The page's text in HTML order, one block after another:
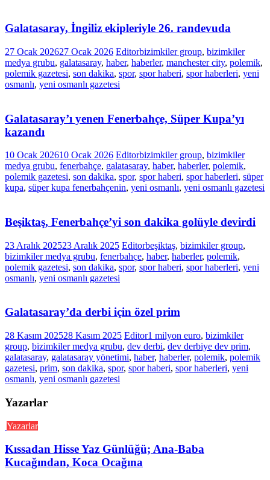
Galatasaray, İngiliz ekipleriyle 26. randevuda
27 Ocak 202627 Ocak 2026 Editorbizimkiler group, bizimkiler
medya grubu, galatasaray, haber, haberler, manchester city, polemik,
polemik gazetesi, son dakika, spor, spor haberi, spor haberleri, yeni
osmanlı, yeni osmanlı gazetesi
Galatasaray’ı yenen Fenerbahçe, Süper Kupa’yı
kazandı
10 Ocak 202610 Ocak 2026 Editorbizimkiler group, bizimkiler
medya grubu, fenerbahçe, galatasaray, haber, haberler, polemik,
polemik gazetesi, son dakika, spor, spor haberi, spor haberleri, süper
kupa, süper kupa fenerbahçenin, yeni osmanlı, yeni osmanlı gazetesi
Beşiktaş, Fenerbahçe’yi son dakika golüyle devirdi
23 Aralık 202523 Aralık 2025 Editorbeşiktaş, bizimkiler group,
bizimkiler medya grubu, fenerbahçe, haber, haberler, polemik,
polemik gazetesi, son dakika, spor, spor haberi, spor haberleri, yeni
osmanlı, yeni osmanlı gazetesi
Galatasaray’da derbi için özel prim
28 Kasım 202528 Kasım 2025 Editor1 milyon euro, bizimkiler
group, bizimkiler medya grubu, dev derbi, dev derbiye dev prim,
galatasaray, galatasaray yönetimi, haber, haberler, polemik, polemik
gazetesi, prim, son dakika, spor, spor haberi, spor haberleri, yeni
osmanlı, yeni osmanlı gazetesi
Yazarlar
Yazarlar
Kıssadan Hisse Yaz Günlüğü; Ana-Baba
Kucağından, Koca Ocağına